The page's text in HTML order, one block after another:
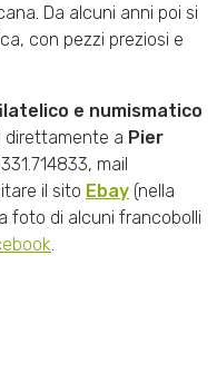
Da alcuni anni poi si
con pezzi preziosi e
e numismatico
direttamente a Pier
mail
il sito Ebay (nella
foto di alcuni francobolli